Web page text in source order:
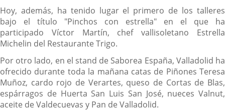
Hoy, además, ha tenido lugar el primero de los talleres
bajo el título "Pinchos con estrella" en el que ha
participado Víctor Martín, chef vallisoletano Estrella
Michelin del Restaurante Trigo.
Por otro lado, en el stand de Saborea España, Valladolid ha
ofrecido durante toda la mañana catas de Piñones Teresa
Muñoz, cardo rojo de Verartes, queso de Cortas de Blas,
espárragos de Huerta San Luis San José, nueces Valnut,
aceite de Valdecuevas y Pan de Valladolid.